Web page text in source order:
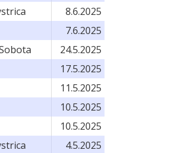
8.6.2025
7.6.2025
24.5.2025
17.5.2025
11.5.2025
10.5.2025
10.5.2025
4.5.2025